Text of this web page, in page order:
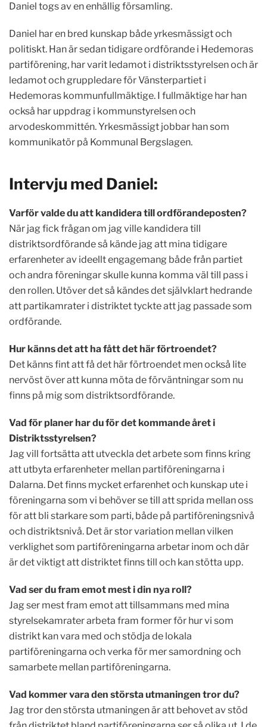
Daniel togs av en enhällig församling.
Daniel har en bred kunskap både yrkesmässigt och
politiskt. Han är sedan tidigare ordförande i Hedemoras
partiförening, har varit ledamot i distriktsstyrelsen och är
ledamot och gruppledare för Vänsterpartiet i
Hedemoras kommunfullmäktige. I fullmäktige har han
också har uppdrag i kommunstyrelsen och
arvodeskommittén. Yrkesmässigt jobbar han som
kommunikatör på Kommunal Bergslagen.
Intervju med Daniel:
Varför valde du att kandidera till ordförandeposten?
När jag fick frågan om jag ville kandidera till
distriktsordförande så kände jag att mina tidigare
erfarenheter av ideellt engagemang både från partiet
och andra föreningar skulle kunna komma väl till pass i
den rollen. Utöver det så kändes det självklart hedrande
att partikamrater i distriktet tyckte att jag passade som
ordförande.
Hur känns det att ha fått det här förtroendet?
Det känns fint att få det här förtroendet men också lite
nervöst över att kunna möta de förväntningar som nu
finns på mig som distriktsordförande.
Vad för planer har du för det kommande året i
Distriktsstyrelsen?
Jag vill fortsätta att utveckla det arbete som finns kring
att utbyta erfarenheter mellan partiföreningarna i
Dalarna. Det finns mycket erfarenhet och kunskap ute i
föreningarna som vi behöver se till att sprida mellan oss
för att bli starkare som parti, både på partiföreningsnivå
och distriktsnivå. Det är stor variation mellan vilken
verklighet som partiföreningarna arbetar inom och där
är det viktigt att distriktet finns till och kan stötta upp.
Vad ser du fram emot mest i din nya roll?
Jag ser mest fram emot att tillsammans med mina
styrelsekamrater arbeta fram former för hur vi som
distrikt kan vara med och stödja de lokala
partiföreningarna och verka för mer samordning och
samarbete mellan partiföreningarna.
Vad kommer vara den största utmaningen tror du?
Jag tror den största utmaningen är att behovet av stöd